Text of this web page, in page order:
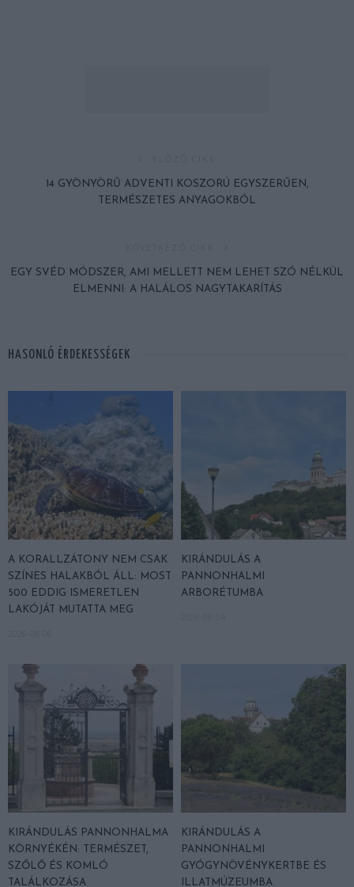
14 GYÖNYÖRŰ ADVENTI KOSZORÚ EGYSZERŰEN,
TERMÉSZETES ANYAGOKBÓL
EGY SVÉD MÓDSZER, AMI MELLETT NEM LEHET SZÓ NÉLKÜL
ELMENNI: A HALÁLOS NAGYTAKARÍTÁS
HASONLÓ ÉRDEKESSÉGEK
A KORALLZÁTONY NEM CSAK
SZÍNES HALAKBÓL ÁLL: MOST
500 EDDIG ISMERETLEN
LAKÓJÁT MUTATTA MEG
KIRÁNDULÁS A
PANNONHALMI
ARBORÉTUMBA
KIRÁNDULÁS PANNONHALMA
KÖRNYÉKÉN: TERMÉSZET,
SZŐLŐ ÉS KOMLÓ
TALÁLKOZÁSA
KIRÁNDULÁS A
PANNONHALMI
GYÓGYNÖVÉNYKERTBE ÉS
ILLATMÚZEUMBA